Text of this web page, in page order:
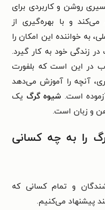
مسیری روشن و کاربردی برای
و با بهره‌گیری از
به خواننده این امکان را
زندگی خود به کار گیرد.
در این است که بلفورت
آنچه را آموزش می‌دهد
است. شیوه گرگ یک
و زبان است.
را به چه کسانی
و تمام کسانی که
پیشنهاد می‌کنیم.